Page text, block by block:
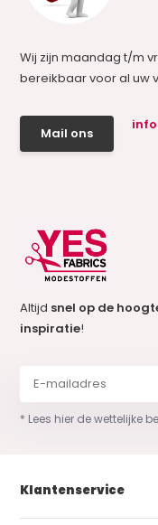
Wij zijn maandag t/m
bereikbaar voor al uw
Mail ons
Altijd snel op de
inspiratie!
* Lees hier de wettelijke
Klantenservice